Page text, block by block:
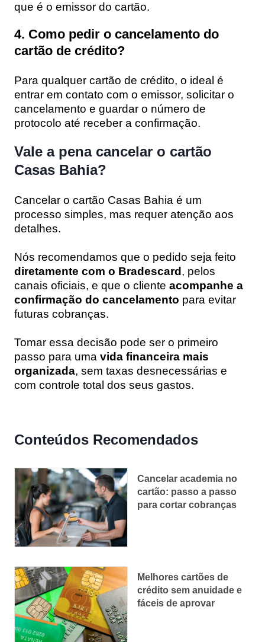
que é o emissor do cartão.
4. Como pedir o cancelamento do
cartão de crédito?
Para qualquer cartão de crédito, o ideal é
entrar em contato com o emissor, solicitar o
cancelamento e guardar o número de
protocolo até receber a confirmação.
Vale a pena cancelar o cartão
Casas Bahia?
Cancelar o cartão Casas Bahia é um
processo simples, mas requer atenção aos
detalhes.
Nós recomendamos que o pedido seja feito
diretamente com o Bradescard , pelos
canais oficiais, e que o cliente acompanhe a
confirmação do cancelamento para evitar
futuras cobranças.
Tomar essa decisão pode ser o primeiro
passo para uma vida financeira mais
organizada, sem taxas desnecessárias e
com controle total dos seus gastos.
Conteúdos Recomendados
Cancelar academia no
cartão: passo a passo
para cortar cobranças
Melhores cartões de
crédito sem anuidade e
fáceis de aprovar